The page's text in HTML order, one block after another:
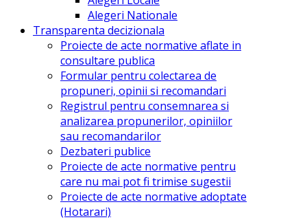
Alegeri Nationale
Transparenta decizionala
Proiecte de acte normative aflate in
consultare publica
Formular pentru colectarea de
propuneri, opinii si recomandari
Registrul pentru consemnarea si
analizarea propunerilor, opiniilor
sau recomandarilor
Dezbateri publice
Proiecte de acte normative pentru
care nu mai pot fi trimise sugestii
Proiecte de acte normative adoptate
(Hotarari)